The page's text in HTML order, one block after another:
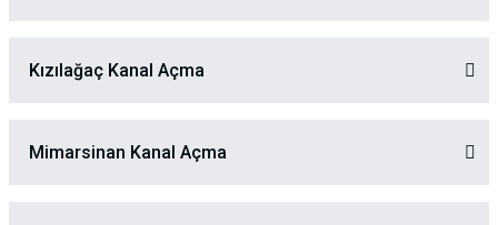
Kızılağaç Kanal Açma
Mimarsinan Kanal Açma